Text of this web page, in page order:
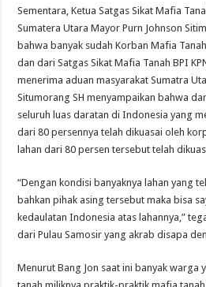
Sementara, Ketua Satgas Sikat Mafia
Sumatera Utara Mayor Purn Johnson
bahwa banyak sudah Korban Mafia
dan dari Satgas Sikat Mafia Tanah BPI
menerima aduan masyarakat Sumatra
Situmorang SH menyampaikan bahwa
seluruh luas daratan di Indonesia yang
dari 80 persennya telah dikuasai oleh
lahan dari 80 persen tersebut telah
“Dengan kondisi banyaknya lahan yang
bahkan pihak asing tersebut maka bisa
kedaulatan Indonesia atas lahannya,”
dari Pulau Samosir yang akrab disapa
Menurut Bang Jon saat ini banyak warga